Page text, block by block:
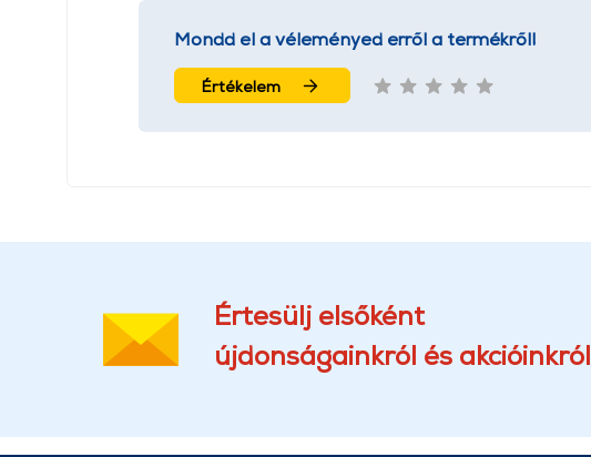
Mondd el a véleményed erről a termékről!
Értékelem
Értesülj elsőként
újdonságainkról és akcióinkról